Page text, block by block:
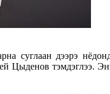
суглаан дээрэ
Цыденов тэмдэглээ.